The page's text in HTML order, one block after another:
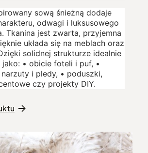
sową śnieżną dodaje
odwagi i luksusowego
Tkanina jest zwarta, przyjemna
układa się na meblach oraz
solidnej strukturze idealnie
jako: • obicie foteli i puf, •
i pledy, • poduszki,
czy projekty DIY.